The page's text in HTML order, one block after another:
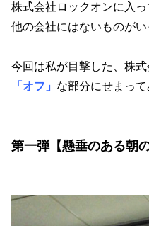
株式会社ロックオンに入
他の会社にはないものがい
今回は私が目撃した、株
「オフ」 な部分にせまって
第一弾【懸垂のある朝の